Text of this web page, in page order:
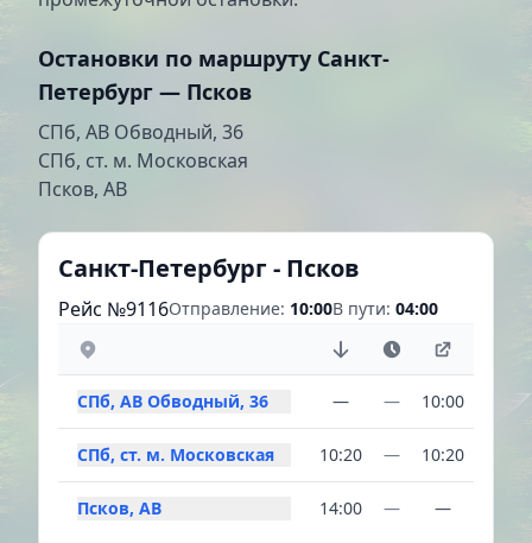
Остановки по маршруту Санкт-
Петербург — Псков
СПб, АВ Обводный, 36
СПб, ст. м. Московская
Псков, АВ
Санкт-Петербург - Псков
Рейс №9116Отправление: 10:00В пути: 04:00
СПб, АВ Обводный, 36 — — 10:00
СПб, ст. м. Московская 10:20 — 10:20
Псков, АВ 14:00 — —